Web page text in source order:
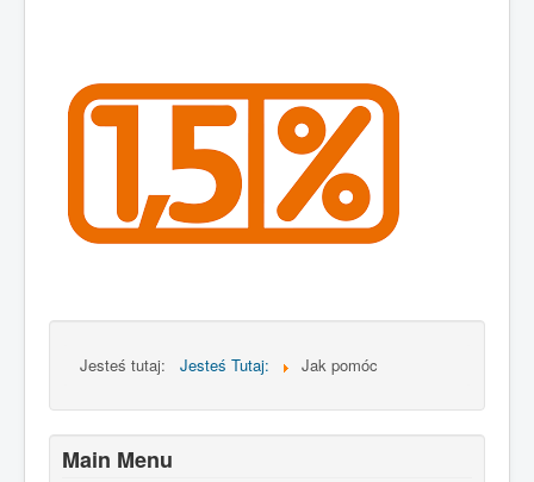
Jesteś tutaj: Jesteś Tutaj: Jak pomóc
Main Menu